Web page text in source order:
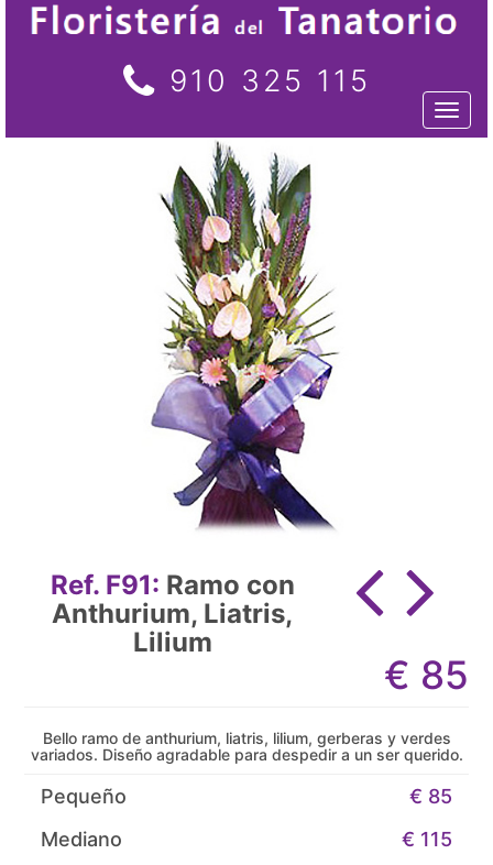
910 325 115
Ref. F91: Ramo con
Anthurium, Liatris,
Lilium
€ 85
Bello ramo de anthurium, liatris, lilium, gerberas y verdes
variados. Diseño agradable para despedir a un ser querido.
Pequeño
€ 85
Mediano
€ 115